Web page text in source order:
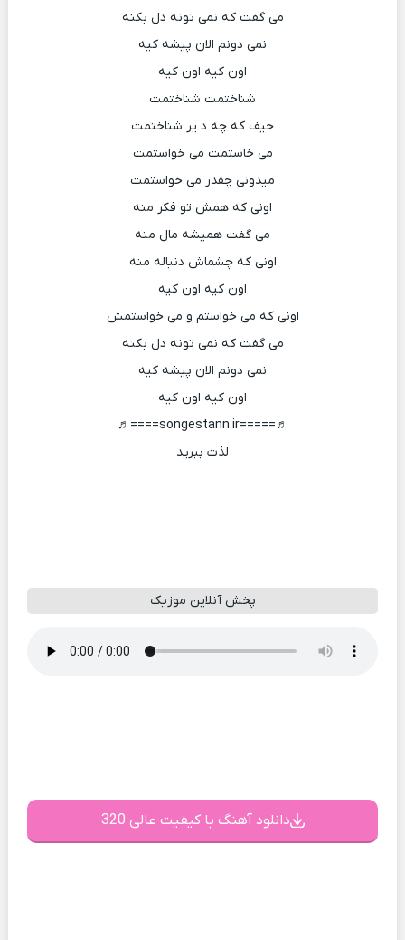
می گفت که نمی تونه دل بکنه
نمی دونم الان پیشه کیه
اون کیه اون کیه
شناختمت شناختمت
حیف که چه د یر شناختمت
می خاستمت می خواستمت
میدونی چقدر می خواستمت
اونی که همش تو فکر منه
می گفت همیشه مال منه
اونی که چشماش دنباله منه
اون کیه اون کیه
اونی که می خواستم و می خواستمش
می گفت که نمی تونه دل بکنه
نمی دونم الان پیشه کیه
اون کیه اون کیه
♬=====songestann.ir====♬
لذت ببرید
پخش آنلاین موزیک
دانلود آهنگ با کیفیت عالی 320